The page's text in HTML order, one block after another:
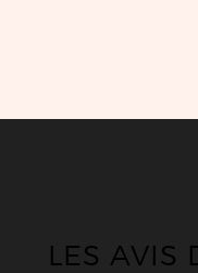
LES AVIS